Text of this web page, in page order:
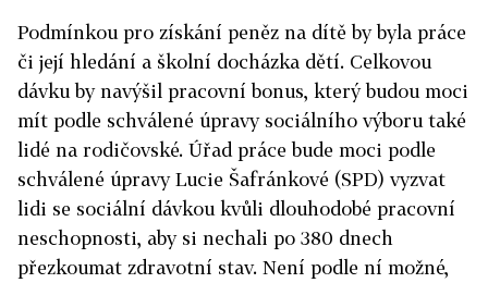
Podmínkou pro získání peněz na dítě by byla práce
či její hledání a školní docházka dětí. Celkovou
dávku by navýšil pracovní bonus, který budou moci
mít podle schválené úpravy sociálního výboru také
lidé na rodičovské. Úřad práce bude moci podle
schválené úpravy Lucie Šafránkové (SPD) vyzvat
lidi se sociální dávkou kvůli dlouhodobé pracovní
neschopnosti, aby si nechali po 380 dnech
přezkoumat zdravotní stav. Není podle ní možné,